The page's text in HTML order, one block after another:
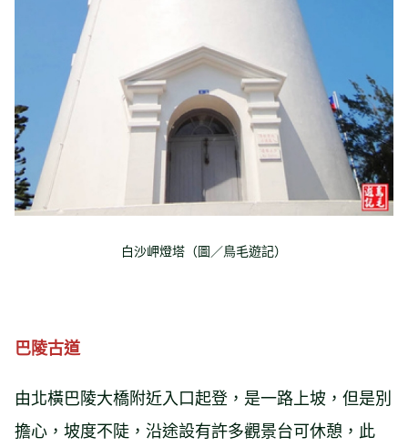
白沙岬燈塔（圖／鳥毛遊記）
巴陵古道
由北橫巴陵大橋附近入口起登，是一路上坡，但是別
擔心，坡度不陡，沿途設有許多觀景台可休憩，此